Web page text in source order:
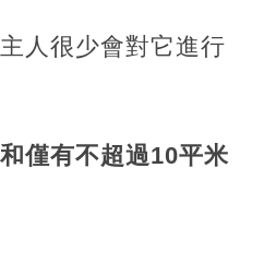
人很少會對它進行
僅有不超過10平米